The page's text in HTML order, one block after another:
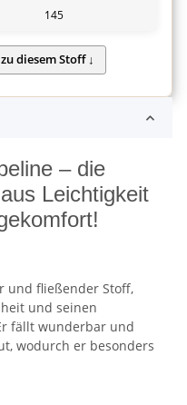
145
– die
Leichtigkeit
und fließender Stoff,
und seinen
fällt wunderbar und
wodurch er besonders